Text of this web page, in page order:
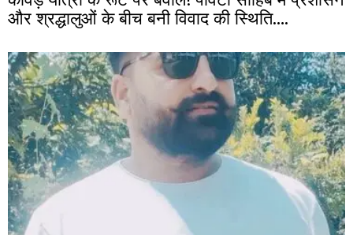
और श्रद्धालुओं के बीच बनी विवाद की स्थिति….